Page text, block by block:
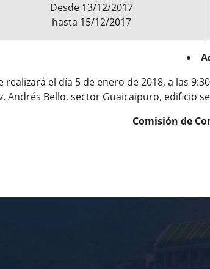
Desde 13/12/2017
hasta 15/12/2017
realizará el día 5 de enero de 2018, a las
Andrés Bello, sector Guaicaipuro, edificio
Comisión de